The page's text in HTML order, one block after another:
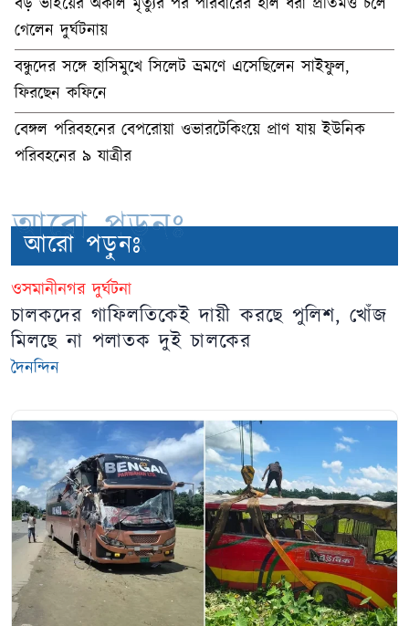
গেলেন দুর্ঘটনায়
বন্ধুদের সঙ্গে হাসিমুখে সিলেট ভ্রমণে এসেছিলেন সাইফুল,
ফিরছেন কফিনে
বেঙ্গল পরিবহনের বেপরোয়া ওভারটেকিংয়ে প্রাণ যায় ইউনিক
পরিবহনের ৯ যাত্রীর
আরো পড়ুনঃ
আরো পড়ুনঃ
ওসমানীনগর দুর্ঘটনা
চালকদের গাফিলতিকেই দায়ী করছে পুলিশ, খোঁজ
মিলছে না পলাতক দুই চালকের
দৈনন্দিন